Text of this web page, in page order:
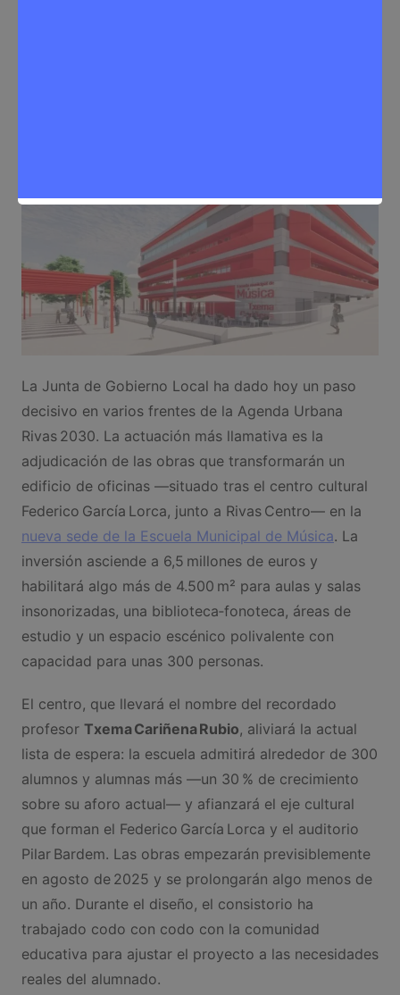
La Junta de Gobierno Local ha dado hoy un paso
decisivo en varios frentes de la Agenda Urbana
Rivas 2030. La actuación más llamativa es la
adjudicación de las obras que transformarán un
edificio de oficinas —situado tras el centro cultural
Federico García Lorca, junto a Rivas Centro— en la
nueva sede de la Escuela Municipal de Música. La
inversión asciende a 6,5 millones de euros y
habilitará algo más de 4.500 m² para aulas y salas
insonorizadas, una biblioteca‑fonoteca, áreas de
estudio y un espacio escénico polivalente con
capacidad para unas 300 personas.
El centro, que llevará el nombre del recordado
profesor Txema Cariñena Rubio, aliviará la actual
lista de espera: la escuela admitirá alrededor de 300
alumnos y alumnas más —un 30 % de crecimiento
sobre su aforo actual— y afianzará el eje cultural
que forman el Federico García Lorca y el auditorio
Pilar Bardem. Las obras empezarán previsiblemente
en agosto de 2025 y se prolongarán algo menos de
un año. Durante el diseño, el consistorio ha
trabajado codo con codo con la comunidad
educativa para ajustar el proyecto a las necesidades
reales del alumnado.